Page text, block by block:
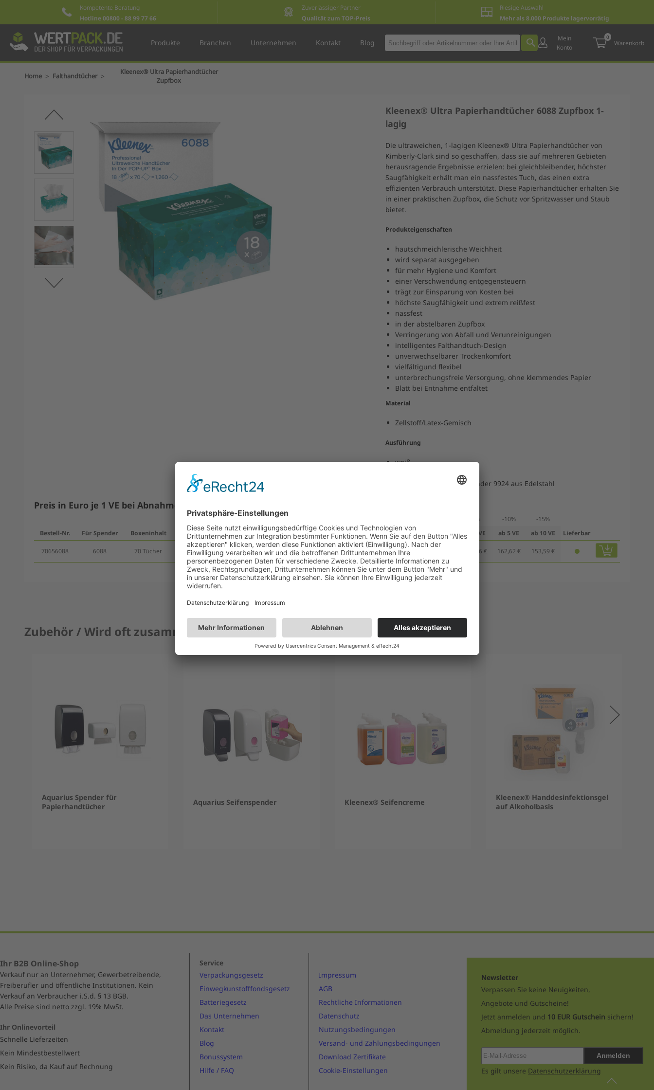
Kompetente Beratung
Hotline 00800 - 88 99 77 66
Zuverlässiger Partner
Qualität zum TOP-Preis
Riesige Auswahl
Mehr als 8.000 Produkte lagervorrätig
Produkte Branchen Unternehmen Kontakt Blog
Mein
Konto
0
Warenkorb
Home > Falthandtücher >
Kleenex® Ultra Papierhandtücher
Zupfbox
Kleenex® Ultra Papierhandtücher 6088 Zupfbox 1-
lagig
Die ultraweichen, 1-lagigen Kleenex® Ultra Papierhandtücher von
Kimberly-Clark sind so geschaffen, dass sie auf mehreren Gebieten
herausragende Ergebnisse erzielen: bei gleichbleibender, höchster
Saugfähigkeit erhält man ein nassfestes Tuch, das einen extra
effizienten Verbrauch unterstützt. Diese Papierhandtücher erhalten Sie
in einer praktischen Zupfbox, die Schutz vor Spritzwasser und Staub
bietet.
Produkteigenschaften
hautschmeichlerische Weichheit
wird separat ausgegeben
für mehr Hygiene und Komfort
einer Verschwendung entgegensteuern
trägt zur Einsparung von Kosten bei
höchste Saugfähigkeit und extrem reißfest
nassfest
in der abstelbaren Zupfbox
Verringerung von Abfall und Verunreinigungen
intelligentes Falthandtuch-Design
unverwechselbarer Trockenkomfort
vielfältigund flexibel
unterbrechungsfreie Versorgung, ohne klemmendes Papier
Blatt bei Entnahme entfaltet
Material
Zellstoff/Latex-Gemisch
Ausführung
weiß
passendes Zubehör: Spender 9924 aus Edelstahl
Preis in Euro je 1 VE bei Abnahme ab
-5% -10%
-15%
Bestell-Nr.
Für Spender Boxeninhalt VE-Inhalt VE ME Ausführung Abmessung Qualität ab 1 VE ab 3 VE ab 5 VE ab 10 VE Lieferbar
70656088 6088 70 Tücher 18 Boxen 1 VE Kleenex Zupfbox 22,6 x 25,4 cm 1-lagig ultra weich 171,66 € 162,62 € 153,59 €
Zubehör / Wird oft zusammen gekauft
Aquarius Spender für
Papierhandtücher
Aquarius Seifenspender Kleenex® Seifencreme
Kleenex® Handdesinfektionsgel
auf Alkoholbasis
Ihr B2B Online-Shop
Verkauf nur an Unternehmer, Gewerbetreibende,
Freiberufler und öffentliche Institutionen. Kein
Verkauf an Verbraucher i.S.d. § 13 BGB.
Alle Preise sind netto zzgl. 19% MwSt.
Ihr Onlinevorteil
Schnelle Lieferzeiten
Kein Mindestbestellwert
Kein Risiko, da Kauf auf Rechnung
Service
Verpackungsgesetz
Einwegkunstofffondsgesetz
Batteriegesetz
Das Unternehmen
Kontakt
Blog
Bonussystem
Hilfe / FAQ
Impressum
AGB
Rechtliche Informationen
Datenschutz
Nutzungsbedingungen
Versand- und Zahlungsbedingungen
Download Zertifikate
Cookie-Einstellungen
Newsletter
Verpassen Sie keine Neuigkeiten,
Angebote und Gutscheine!
Jetzt anmelden und 10 EUR Gutschein sichern!
Abmeldung jederzeit möglich.
Anmelden
Es gilt unsere Datenschutzerklärung